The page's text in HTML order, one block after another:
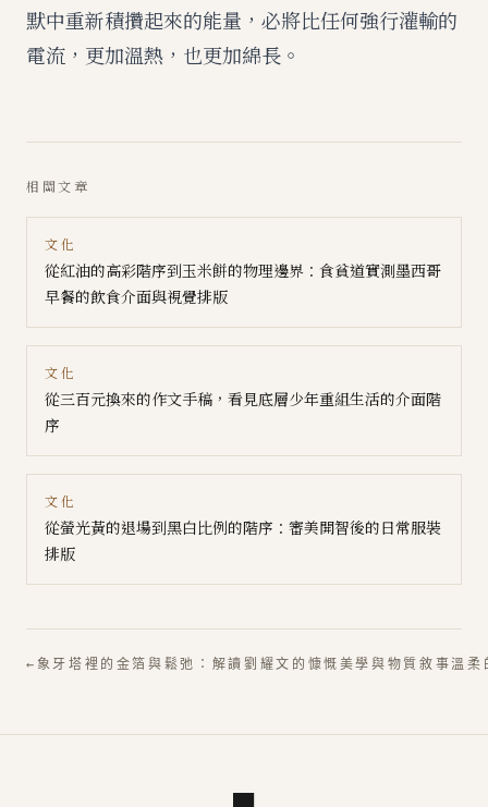
默中重新積攢起來的能量，必將比任何強行灌輸的
電流，更加溫熱，也更加綿長。
相關文章
文化
從紅油的高彩階序到玉米餅的物理邊界：食貧道實測墨西哥
早餐的飲食介面與視覺排版
文化
從三百元換來的作文手稿，看見底層少年重組生活的介面階
序
文化
從螢光黃的退場到黑白比例的階序：審美開智後的日常服裝
排版
← 象牙塔裡的金箔與鬆弛：解讀劉耀文的慷慨美學與物質敘事溫柔